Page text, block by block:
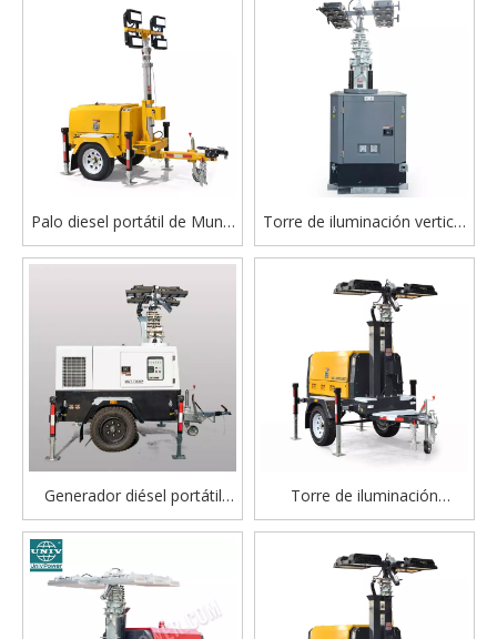
Palo diesel portátil de Munal
de la luz de la torre de luz
1.2KW LED
Torre de iluminación vertical
Mástil Hidráulico
Generador diésel portátil
con torre de iluminación
móvil hidráulica: ideal para
eventos al aire libre e
iluminación de emergencia
Torre de iluminación
hidráulica con motor Perkins
diésel para construcción y
eventos al aire libre